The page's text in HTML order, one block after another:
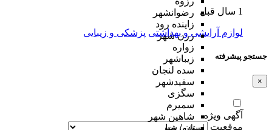
رضوانشهر
زاینده رود
زرن شهر
زواره
زیباشهر
سده لنجان
سفیدشهر
سگزی
سمیرم
شاهین شهر
1 سال قبل
لوازم آرایشی و بهداشتی پزشکی و زیبایی
جستجو پیشرفته
×
آگهی ویژه
موقعیت